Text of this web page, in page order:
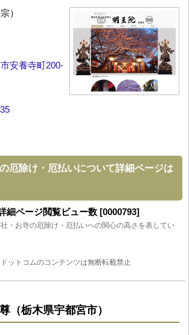
）
安養寺町200-
厄除け・厄払いについて詳細ページは
細ページ閲覧ビュー数 [0000793]
・お寺の厄除け・厄払いへの関心の高さを表してい
ットコムのコンテンツは無断転載禁止
（栃木県宇都宮市）